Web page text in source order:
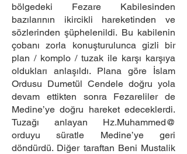
bölgedeki Fezare Kabilesinden
bazılarının ikircikli hareketinden ve
sözlerinden şüphelenildi. Bu kabilenin
çobanı zorla konuşturulunca gizli bir
plan / komplo / tuzak ile karşı karşıya
oldukları anlaşıldı. Plana göre İslam
Ordusu Dumetül Cendele doğru yola
devam ettikten sonra Fezareliler de
Medine’ye doğru hareket edeceklerdi.
Tuzağı anlayan Hz.Muhammed@
orduyu süratle Medine’ye geri
döndürdü. Diğer taraftan Beni Mustalik